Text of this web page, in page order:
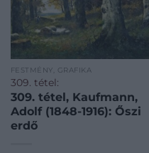
FESTMÉNY, GRAFIKA
309. tétel:
309. tétel, Kaufmann,
Adolf (1848-1916): Őszi
erdő